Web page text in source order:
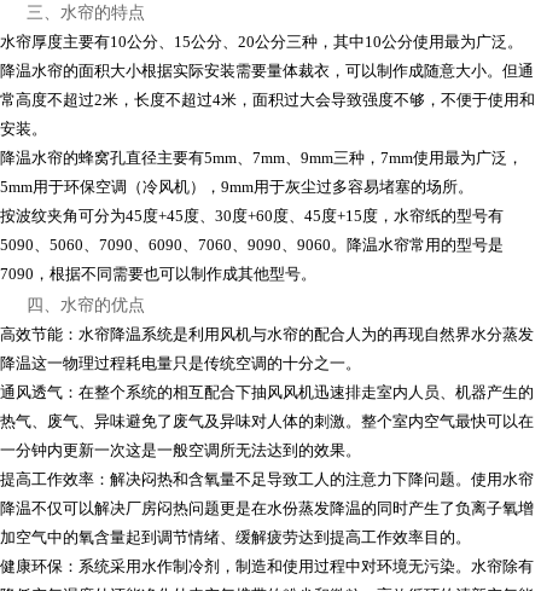
三、水帘的特点
水帘厚度主要有10公分、15公分、20公分三种，其中10公分使用最为广泛。
降温水帘的面积大小根据实际安装需要量体裁衣，可以制作成随意大小。但通
常高度不超过2米，长度不超过4米，面积过大会导致强度不够，不便于使用和
安装。
降温水帘的蜂窝孔直径主要有5mm、7mm、9mm三种，7mm使用最为广泛，
5mm用于环保空调（冷风机），9mm用于灰尘过多容易堵塞的场所。
按波纹夹角可分为45度+45度、30度+60度、45度+15度，水帘纸的型号有
5090、5060、7090、6090、7060、9090、9060。降温水帘常用的型号是
7090，根据不同需要也可以制作成其他型号。
四、水帘的优点
高效节能：水帘降温系统是利用风机与水帘的配合人为的再现自然界水分蒸发
降温这一物理过程耗电量只是传统空调的十分之一。
通风透气：在整个系统的相互配合下抽风风机迅速排走室内人员、机器产生的
热气、废气、异味避免了废气及异味对人体的刺激。整个室内空气最快可以在
一分钟内更新一次这是一般空调所无法达到的效果。
提高工作效率：解决闷热和含氧量不足导致工人的注意力下降问题。使用水帘
降温不仅可以解决厂房闷热问题更是在水份蒸发降温的同时产生了负离子氧增
加空气中的氧含量起到调节情绪、缓解疲劳达到提高工作效率目的。
健康环保：系统采用水作制冷剂，制造和使用过程中对环境无污染。水帘除有